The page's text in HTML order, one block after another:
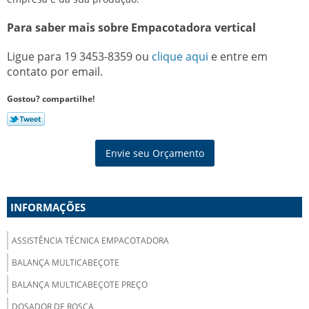
Para saber mais sobre Empacotadora vertical
Ligue para 19 3453-8359 ou clique aqui e entre em
contato por email.
Gostou? compartilhe!
Envie seu Orçamento
INFORMAÇÕES
ASSISTÊNCIA TÉCNICA EMPACOTADORA
BALANÇA MULTICABEÇOTE
BALANÇA MULTICABEÇOTE PREÇO